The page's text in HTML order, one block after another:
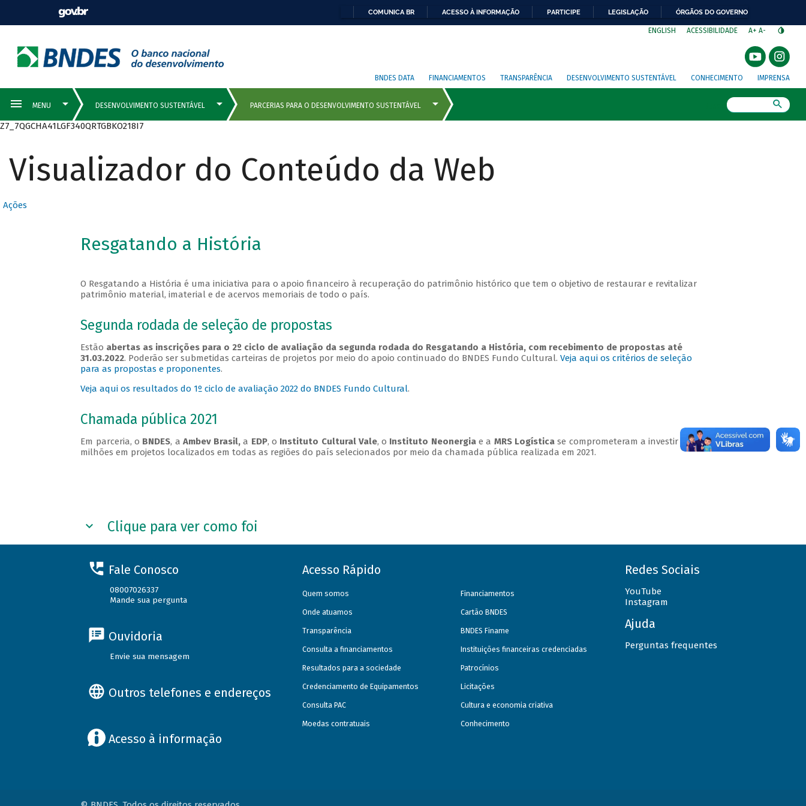
COMUNICA BR ACESSO À INFORMAÇÃO PARTICIPE LEGISLAÇÃO ÓRGÃOS DO GOVERNO
ENGLISH ACESSIBILIDADE A+ A-
BNDES DATA FINANCIAMENTOS TRANSPARÊNCIA DESENVOLVIMENTO SUSTENTÁVEL CONHECIMENTO IMPRENSA
Z7_7QGCHA41LGF340QRTGBKO218I7
Visualizador do Conteúdo da Web
Ações
Resgatando a História
O Resgatando a História é uma iniciativa para o apoio financeiro à recuperação do patrimônio histórico que tem o objetivo de restaurar e revitalizar
patrimônio material, imaterial e de acervos memoriais de todo o país.
Segunda rodada de seleção de propostas
Estão abertas as inscrições para o 2º ciclo de avaliação da segunda rodada do Resgatando a História, com recebimento de propostas até
31.03.2022. Poderão ser submetidas carteiras de projetos por meio do apoio continuado do BNDES Fundo Cultural.Veja aqui os critérios de seleção
para as propostas e proponentes.
Veja aqui os resultados do 1º ciclo de avaliação 2022 do BNDES Fundo Cultural.
Chamada pública 2021
Em parceria, o BNDES, a Ambev Brasil, a EDP, o Instituto Cultural Vale, o Instituto Neonergiae a MRS Logísticase comprometeram a investir R$ 200
milhões em projetos localizados em todas as regiões do país selecionados por meio da chamada pública realizada em 2021.
Clique para ver como foi
Fale Conosco
08007026337
Mande sua pergunta
Ouvidoria
Envie sua mensagem
Outros telefones e endereços
Acesso à informação
Acesso Rápido
Quem somos
Onde atuamos
Transparência
Consulta a financiamentos
Resultados para a sociedade
Credenciamento de Equipamentos
Consulta PAC
Moedas contratuais
Financiamentos
Cartão BNDES
BNDES Finame
Instituições financeiras credenciadas
Patrocínios
Licitações
Cultura e economia criativa
Conhecimento
Redes Sociais
YouTube
Instagram
Ajuda
Perguntas frequentes